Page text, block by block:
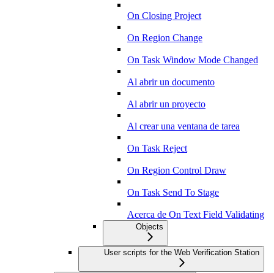
On Closing Project
On Region Change
On Task Window Mode Changed
Al abrir un documento
Al abrir un proyecto
Al crear una ventana de tarea
On Task Reject
On Region Control Draw
On Task Send To Stage
Acerca de On Text Field Validating
Objects
User scripts for the Web Verification Station